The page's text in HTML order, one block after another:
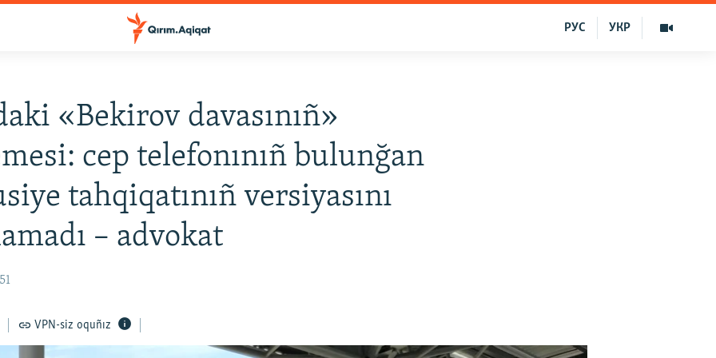
УКР
РУС
«Bekirov davasınıñ»
cep telefonınıñ bulunğan
tahqiqatınıñ versiyasını
– advokat
VPN-siz oquñız